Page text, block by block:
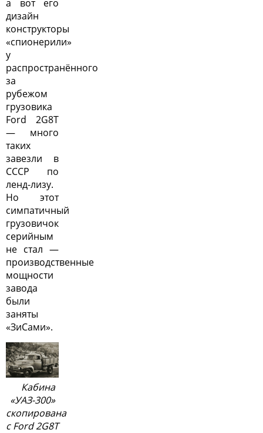
а вот его
дизайн
конструкторы
«спионерили»
у
распространённого
за
рубежом
грузовика
Ford 2G8T
— много
таких
завезли в
СССР по
ленд-лизу.
Но этот
симпатичный
грузовичок
серийным
не стал —
производственные
мощности
завода
были
заняты
«ЗиСами».
Кабина
«УАЗ-300»
скопирована
с Ford 2G8T